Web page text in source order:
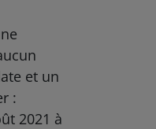
et un
:
2021 à